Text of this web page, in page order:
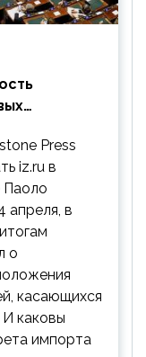
Press
iz.ru в
Паоло
апреля, в
о
касающихся
каковы
импорта